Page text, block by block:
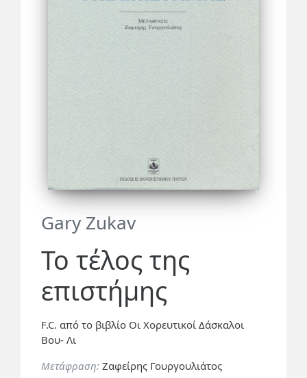
Gary Zukav
Το τέλος της
επιστήμης
F.C. από το βιβλίο Οι Χορευτικοί Δάσκαλοι
Βου- Λι
Μετάφραση: Ζαφείρης Γουργουλιάτος